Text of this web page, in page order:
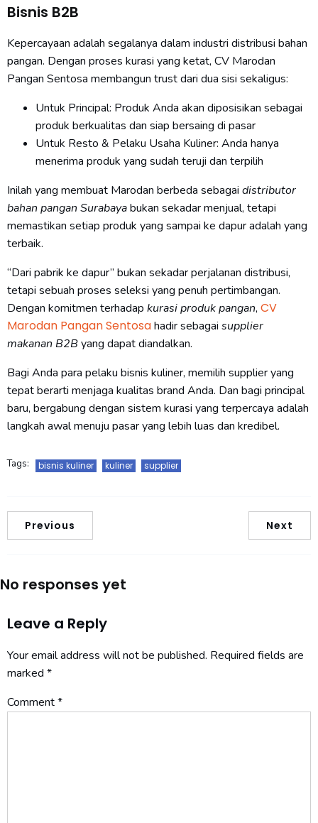
Bisnis B2B
Kepercayaan adalah segalanya dalam industri distribusi bahan
pangan. Dengan proses kurasi yang ketat, CV Marodan
Pangan Sentosa membangun trust dari dua sisi sekaligus:
Untuk Principal: Produk Anda akan diposisikan sebagai
produk berkualitas dan siap bersaing di pasar
Untuk Resto & Pelaku Usaha Kuliner: Anda hanya
menerima produk yang sudah teruji dan terpilih
Inilah yang membuat Marodan berbeda sebagai distributor
bahan pangan Surabayabukan sekadar menjual, tetapi
memastikan setiap produk yang sampai ke dapur adalah yang
terbaik.
“Dari pabrik ke dapur” bukan sekadar perjalanan distribusi,
tetapi sebuah proses seleksi yang penuh pertimbangan.
Dengan komitmen terhadap kurasi produk pangan, CV
Marodan Pangan Sentosahadir sebagai supplier
makanan B2Byang dapat diandalkan.
Bagi Anda para pelaku bisnis kuliner, memilih supplier yang
tepat berarti menjaga kualitas brand Anda. Dan bagi principal
baru, bergabung dengan sistem kurasi yang terpercaya adalah
langkah awal menuju pasar yang lebih luas dan kredibel.
Tags: bisnis kuliner kuliner supplier
Previous Next
No responses yet
Leave a Reply
Your email address will not be published. Required fields are
marked *
Comment*